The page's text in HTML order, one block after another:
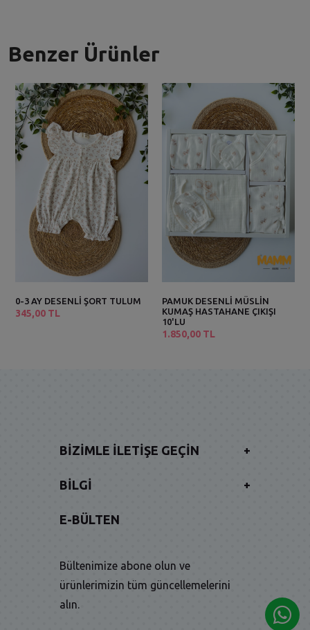
Benzer Ürünler
0-3 AY DESENLİ ŞORT TULUM
345,00 TL
PAMUK DESENLİ MÜSLİN
KUMAŞ HASTAHANE ÇIKIŞI
10'LU
1.850,00 TL
BIZIMLE İLETIŞE GEÇIN +
BILGI +
E-BÜLTEN
Bültenimize abone olun ve
ürünlerimizin tüm güncellemelerini
alın.